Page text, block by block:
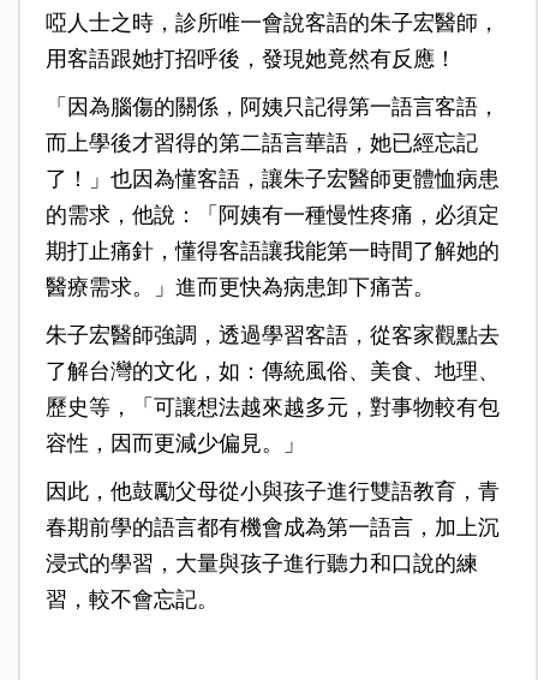
啞人士之時，診所唯一會說客語的朱子宏醫師，
用客語跟她打招呼後，發現她竟然有反應！
「因為腦傷的關係，阿姨只記得第一語言客語，
而上學後才習得的第二語言華語，她已經忘記
了！」也因為懂客語，讓朱子宏醫師更體恤病患
的需求，他說：「阿姨有一種慢性疼痛，必須定
期打止痛針，懂得客語讓我能第一時間了解她的
醫療需求。」進而更快為病患卸下痛苦。
朱子宏醫師強調，透過學習客語，從客家觀點去
了解台灣的文化，如：傳統風俗、美食、地理、
歷史等，「可讓想法越來越多元，對事物較有包
容性，因而更減少偏見。」
因此，他鼓勵父母從小與孩子進行雙語教育，青
春期前學的語言都有機會成為第一語言，加上沉
浸式的學習，大量與孩子進行聽力和口說的練
習，較不會忘記。